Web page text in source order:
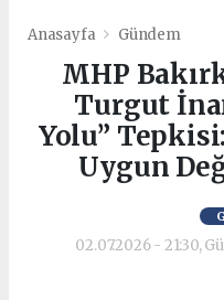
Anasayfa Gündem
MHP
Turgut
Yolu”
Uygun
02.07.2026 - 21:30,